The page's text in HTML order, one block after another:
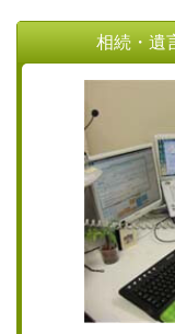
相続・遺